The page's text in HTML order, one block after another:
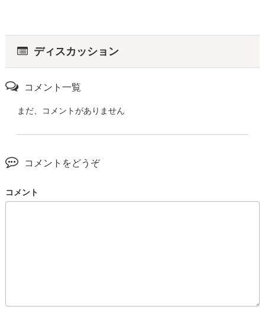
ディスカッション
コメント一覧
まだ、コメントがありません
コメントをどうぞ
コメント